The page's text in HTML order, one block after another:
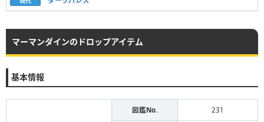
マーマンダインのドロップアイテム
基本情報
図鑑No. 231